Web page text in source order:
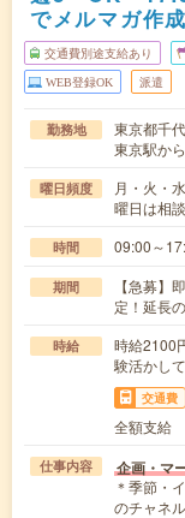
でメルマガ作成
交通費別途支給あり
WEB登録OK 派遣
勤務地
東京都千
東京駅か
曜日頻度
月・火・
曜日は相
時間 09:00～
期間
【急募
定！延長
時給
時給
験活かし
交通費
全額支給
仕事内容 企画・マ
＊季節・
のチャネ